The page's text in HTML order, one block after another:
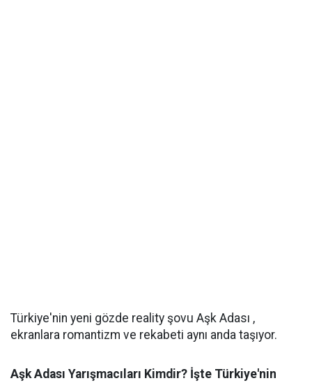
Türkiye'nin yeni gözde reality şovu Aşk Adası ,
ekranlara romantizm ve rekabeti aynı anda taşıyor.
Aşk Adası Yarışmacıları Kimdir? İşte Türkiye'nin